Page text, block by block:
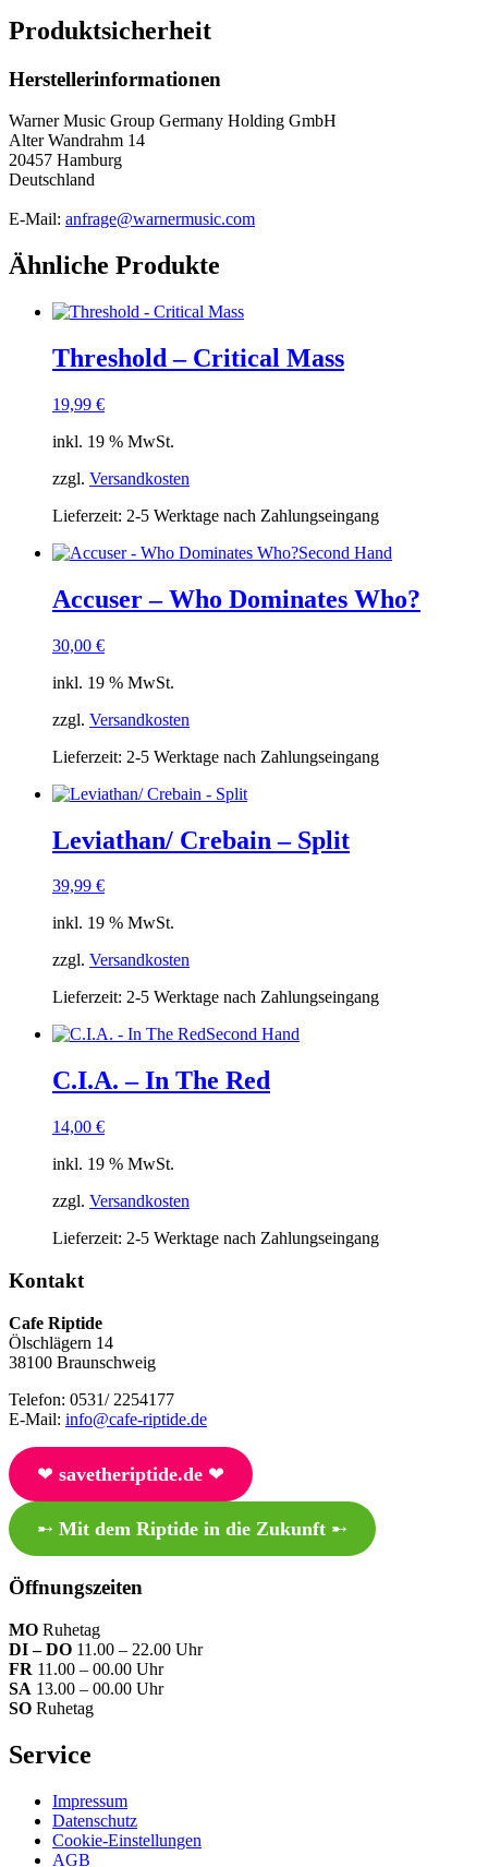
Produktsicherheit
Herstellerinformationen
Warner Music Group Germany Holding GmbH
Alter Wandrahm 14
20457 Hamburg
Deutschland
E-Mail: anfrage@warnermusic.com
Ähnliche Produkte
Threshold – Critical Mass
19,99 €
inkl. 19 % MwSt.
zzgl. Versandkosten
Lieferzeit: 2-5 Werktage nach Zahlungseingang
Second Hand
Accuser – Who Dominates Who?
30,00 €
inkl. 19 % MwSt.
zzgl. Versandkosten
Lieferzeit: 2-5 Werktage nach Zahlungseingang
Leviathan/ Crebain – Split
39,99 €
inkl. 19 % MwSt.
zzgl. Versandkosten
Lieferzeit: 2-5 Werktage nach Zahlungseingang
Second Hand
C.I.A. – In The Red
14,00 €
inkl. 19 % MwSt.
zzgl. Versandkosten
Lieferzeit: 2-5 Werktage nach Zahlungseingang
Kontakt
Cafe Riptide
Ölschlägern 14
38100 Braunschweig
Telefon: 0531/ 2254177
E-Mail: info@cafe-riptide.de
❤︎ savetheriptide.de❤︎
➸ Mit dem Riptide in die Zukunft➸
Öffnungszeiten
MO Ruhetag
DI – DO 11.00 – 22.00 Uhr
FR 11.00 – 00.00 Uhr
SA 13.00 – 00.00 Uhr
SO Ruhetag
Service
Impressum
Datenschutz
Cookie-Einstellungen
AGB